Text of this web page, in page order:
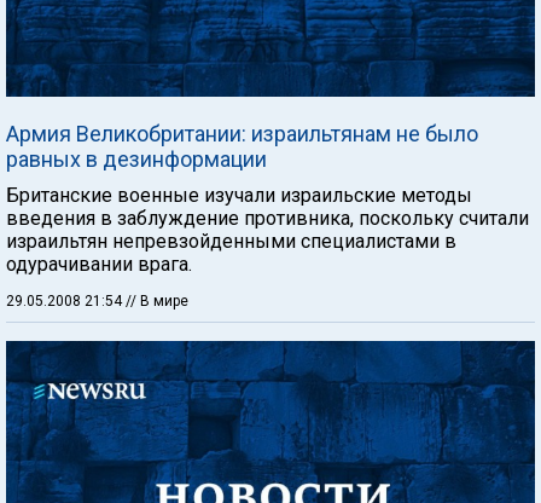
Армия Великобритании: израильтянам не было
равных в дезинформации
Британские военные изучали израильские методы
введения в заблуждение противника, поскольку считали
израильтян непревзойденными специалистами в
одурачивании врага.
29.05.2008 21:54// В мире